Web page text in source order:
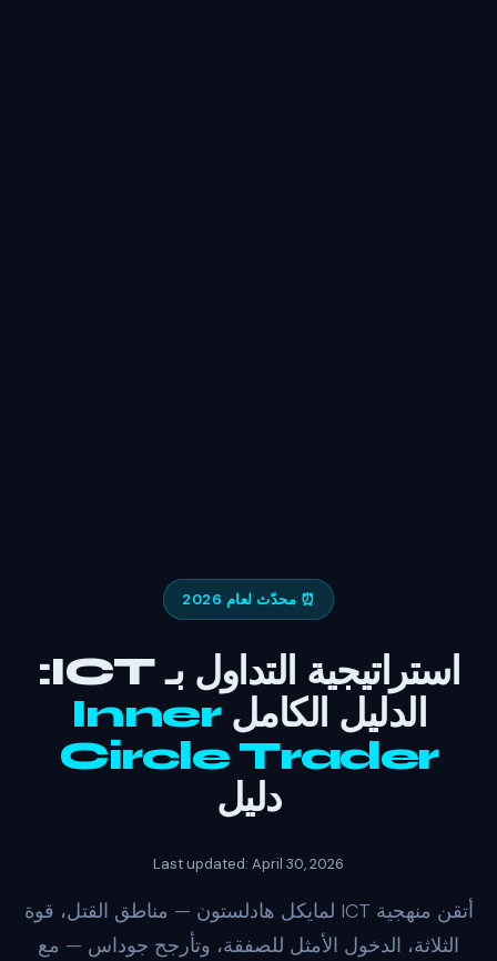
⏰ محدّث لعام 2026
استراتيجية التداول بـ ICT:
الدليل الكاملInner
Circle Trader
دليل
Last updated: April 30, 2026
أتقن منهجية ICT لمايكل هادلستون — مناطق القتل، قوة
الثلاثة، الدخول الأمثل للصفقة، وتأرجح جوداس — مع